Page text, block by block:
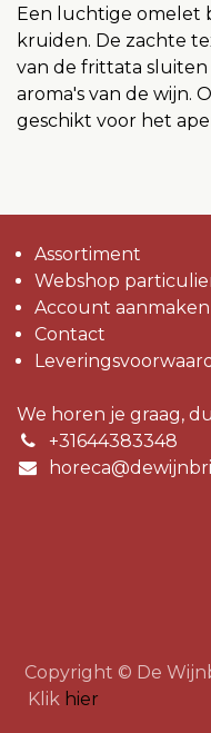
Een luchtige omelet
kruiden. De zachte
van de frittata sluiten
aroma's van de wijn.
geschikt voor het
Assortiment
Webshop
Account aanmaken
Contact
We horen je graag,
+31644383348
Copyright © De
Klik hier